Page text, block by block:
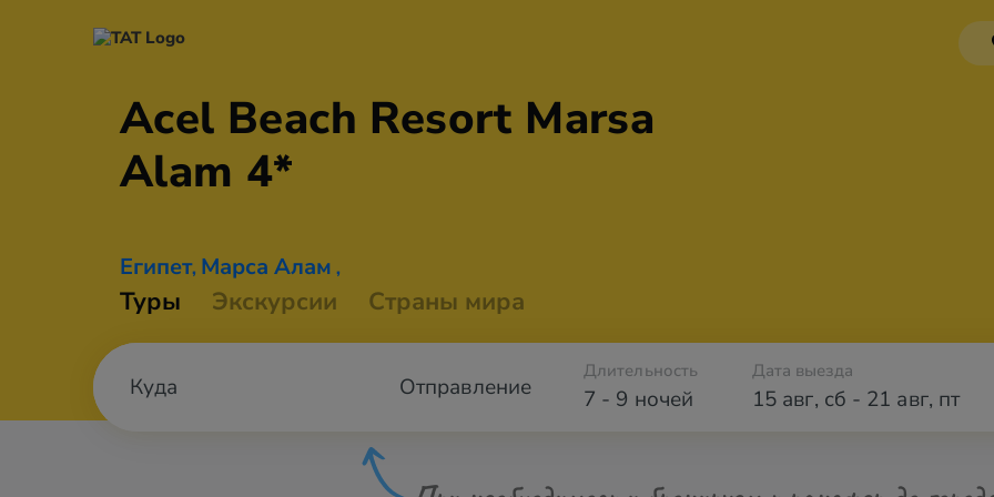
Acel Beach Resort Marsa
Alam 4*
Египет, Марса Алам ,
Туры Экскурсии Страны мира
Отправление 7 - 9 ночей
Длительность Дата выезда
15 авг, сб - 21 авг, пт